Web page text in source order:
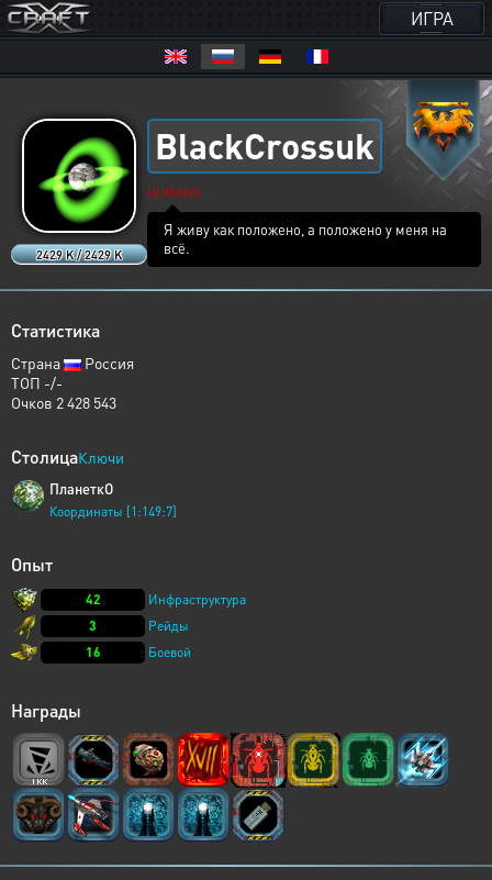
ИГРА
2429 K / 2429 K
BlackCrossuk
HUMANS
Я живу как положено, а положено у меня на
всё.
Статистика
Страна
Россия
ТОП -/-
Очков 2 428 543
СтолицаКлючи
ПланеткО
Координаты [1:149:7]
Опыт
42
Инфраструктура
3
Рейды
16
Боевой
Награды